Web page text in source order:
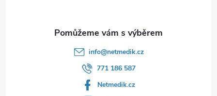
info@netmedik.cz
771 186 587
Netmedik.cz